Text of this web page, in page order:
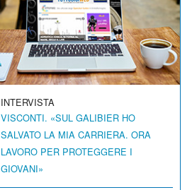
INTERVISTA
VISCONTI. «SUL GALIBIER HO
SALVATO LA MIA CARRIERA. ORA
LAVORO PER PROTEGGERE I
GIOVANI»